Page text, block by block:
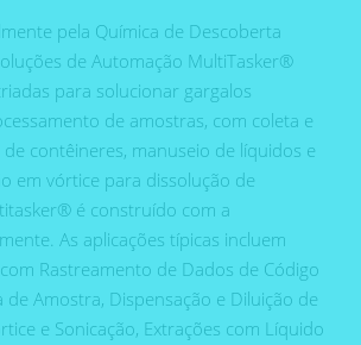
pela Química de Descoberta
de Automação MultiTasker®
para solucionar gargalos
de amostras, com coleta e
de contêineres, manuseio de líquidos e
em vórtice para dissolução de
é construído com a
As aplicações típicas incluem
Rastreamento de Dados de Código
de Amostra, Dispensação e Diluição de
e Sonicação, Extrações com Líquido